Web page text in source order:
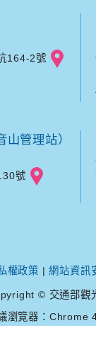
164-2號
管理站）
號
權政策 |網站資訊
© 交通部觀
瀏覽器：